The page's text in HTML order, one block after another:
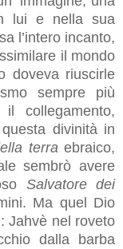
lui e nella sua
l’intero incanto,
il mondo
doveva riuscirle
sempre più
collegamento,
divinità in
terraebraico,
sembrò avere
Salvatore dei
Ma quel Dio
Jahvè nel roveto
dalla barba